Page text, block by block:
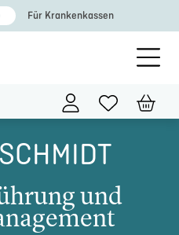
Für Krankenkassen
und